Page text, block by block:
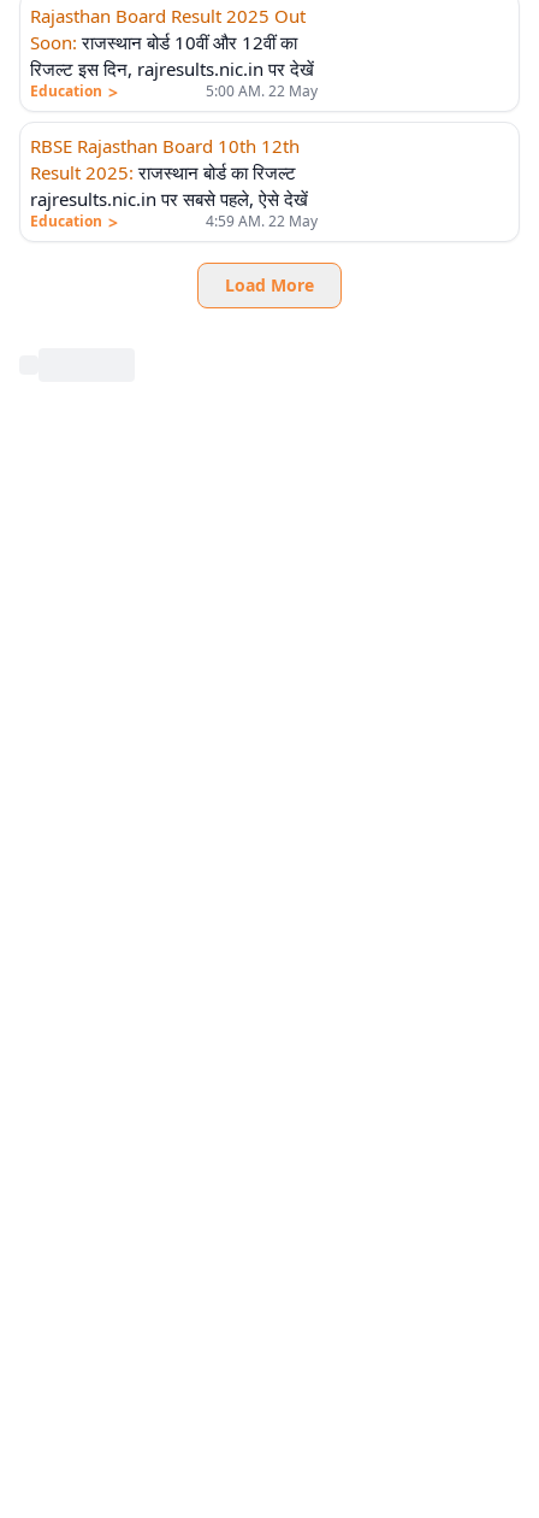
Rajasthan Board Result 2025 Out
Soon: राजस्थान बोर्ड 10वीं और 12वीं का
रिजल्ट इस दिन, rajresults.nic.in पर देखें
Education > 5:00 AM. 22 May
RBSE Rajasthan Board 10th 12th
Result 2025: राजस्थान बोर्ड का रिजल्ट
rajresults.nic.in पर सबसे पहले, ऐसे देखें
Education > 4:59 AM. 22 May
Load More